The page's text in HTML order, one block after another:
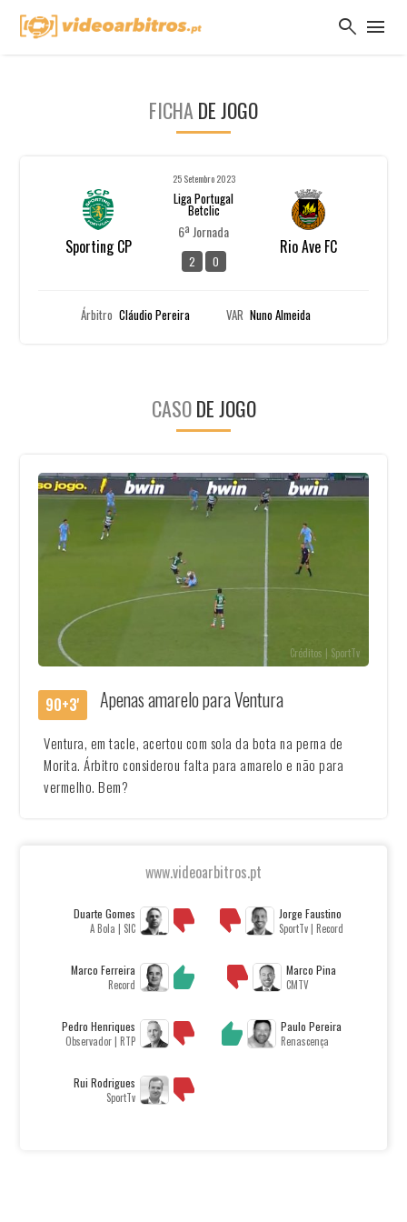
search menu
FICHA DE JOGO
Sporting CP
25 Setembro 2023
Liga Portugal
Betclic
6ª Jornada
2 0
Rio Ave FC
Árbitro Cláudio Pereira VAR Nuno Almeida
CASODE JOGO
Créditos | SportTv
90+3' Apenas amarelo para Ventura
Ventura, em tacle, acertou com sola da bota na perna de
Morita. Árbitro considerou falta para amarelo e não para
vermelho. Bem?
www.videoarbitros.pt
Duarte Gomes
A Bola | SIC
Jorge Faustino
SportTv | Record
Marco Ferreira
Record
Marco Pina
CMTV
Pedro Henriques
Observador | RTP
Paulo Pereira
Renascença
Rui Rodrigues
SportTv